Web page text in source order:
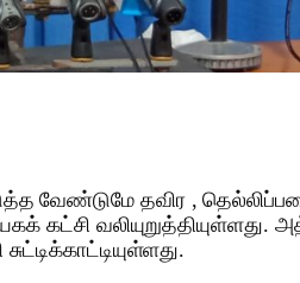
வேண்டுமே தவிர ,
வலியுறுத்தியுள்ளது.